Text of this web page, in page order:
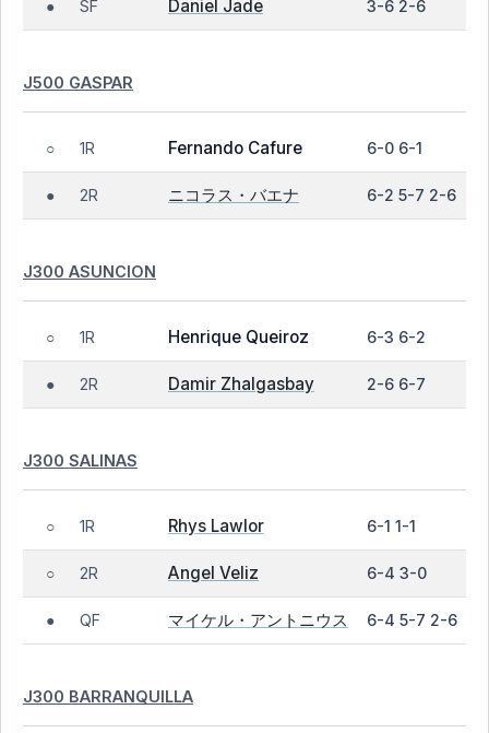
● SF Daniel Jade 3-6 2-6
J500 GASPAR
○ 1R Fernando Cafure 6-0 6-1
● 2R ニコラス・バエナ 6-2 5-7 2-6
J300 ASUNCION
○ 1R Henrique Queiroz 6-3 6-2
● 2R Damir Zhalgasbay 2-6 6-7
J300 SALINAS
○ 1R Rhys Lawlor 6-1 1-1
○ 2R Angel Veliz 6-4 3-0
● QF マイケル・アントニウス 6-4 5-7 2-6
J300 BARRANQUILLA